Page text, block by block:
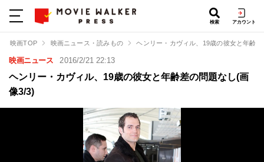
検索 アカウント
映画TOP 映画ニュース・読みもの ヘンリー・カヴィル、19歳の彼女と年齢
映画ニュース 2016/2/21 22:13
ヘンリー・カヴィル、19歳の彼女と年齢差の問題なし(画
像3/3)